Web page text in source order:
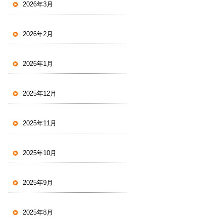
2026年3月
2026年2月
2026年1月
2025年12月
2025年11月
2025年10月
2025年9月
2025年8月